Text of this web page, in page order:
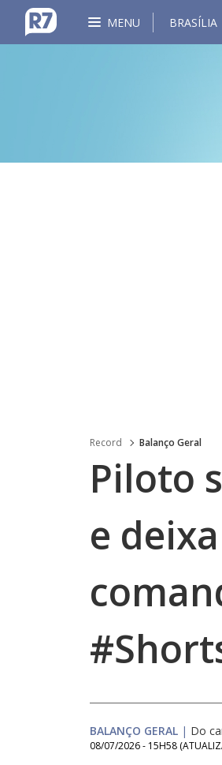
MENU BRASÍLIA
Record Balanço Geral
Piloto
e
BALANÇO GERAL | Do
08/07/2026 - 15H58